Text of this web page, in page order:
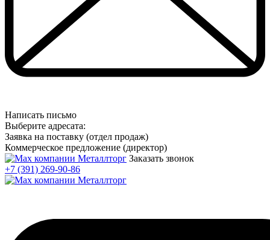
Написать письмо
Выберите адресата:
Заявка на поставку (отдел продаж)
Коммерческое предложение (директор)
Заказать звонок
+7 (391) 269-90-86